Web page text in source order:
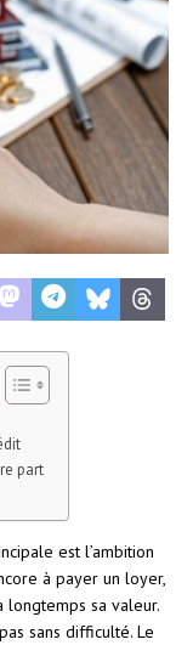
part
est l’ambition
à payer un loyer,
longtemps sa valeur.
sans difficulté. Le